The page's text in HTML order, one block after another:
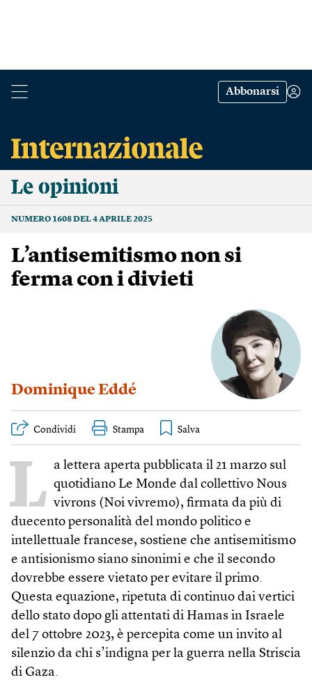
Abbonarsi
Le opinioni
NUMERO 1608 DEL 4 APRILE 2025
L’antisemitismo non si
ferma con i divieti
Dominique Eddé
Condividi Stampa
L a lettera aperta pubblicata il 21 marzo sul
quotidiano Le Monde dal collettivo Nous
vivrons (Noi vivremo), firmata da più di
duecento personalità del mondo politico e
intellettuale francese, sostiene che antisemitismo
e antisionismo siano sinonimi e che il secondo
dovrebbe essere vietato per evitare il primo.
Questa equazione, ripetuta di continuo dai vertici
dello stato dopo gli attentati di Hamas in Israele
del 7 ottobre 2023, è percepita come un invito al
silenzio da chi s’indigna per la guerra nella Striscia
di Gaza.